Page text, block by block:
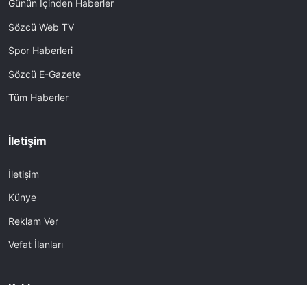
Günün İçinden Haberler
Sözcü Web TV
Spor Haberleri
Sözcü E-Gazete
Tüm Haberler
İletişim
İletişim
Künye
Reklam Ver
Vefat İlanları